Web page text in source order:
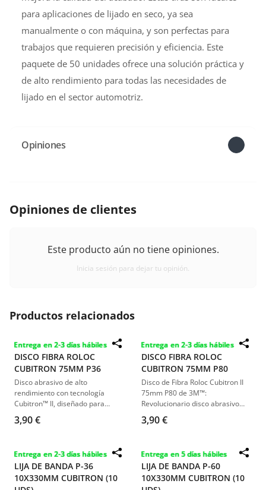
para aplicaciones de lijado en seco, ya sea
manualmente o con máquina, y son perfectas para
trabajos que requieren precisión y eficiencia. Este
paquete de 50 unidades ofrece una solución práctica y
de alto rendimiento para todas las necesidades de
lijado en el sector automotriz.
Opiniones
Opiniones de clientes
Este producto aún no tiene opiniones.
Inicia sesión para dejar tu opinión.
Productos relacionados
Entrega en 2-3 días hábiles
DISCO FIBRA ROLOC
CUBITRON 75MM P36
Disco abrasivo de alto
rendimiento con tecnología
Cubitron™ II, diseñado para
cortes rápidos y precisos en
soldaduras y trabajos metálicos
3,90 €
Entrega en 2-3 días hábiles
DISCO FIBRA ROLOC
CUBITRON 75MM P80
Disco de Fibra Roloc Cubitron II
75mm P80 de 3M™:
Revolucionario disco abrasivo
con tecnología de precisión para
un corte más rápido y eficiente.
recubrimientos, ofrece
durabilidad superior y menos
presión de esmerilaje
3,90 €
Entrega en 2-3 días hábiles
LIJA DE BANDA P-36
10X330MM CUBITRON (10
Entrega en 5 días hábiles
LIJA DE BANDA P-60
10X330MM CUBITRON (10